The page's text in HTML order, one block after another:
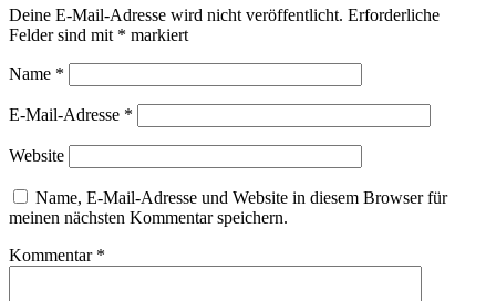
Deine E-Mail-Adresse wird nicht veröffentlicht. Erforderliche
Felder sind mit * markiert
Name *
E-Mail-Adresse *
Website
Name, E-Mail-Adresse und Website in diesem Browser für
meinen nächsten Kommentar speichern.
Kommentar *